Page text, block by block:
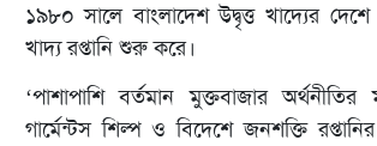
১৯৮০ সালে বাংলাদেশ উদ্বৃত্ত খাদ্যের
খাদ্য রপ্তানি শুরু করে।
‘পাশাপাশি বর্তমান মুক্তবাজার
গার্মেন্টস শিল্প ও বিদেশে জনশক্তি